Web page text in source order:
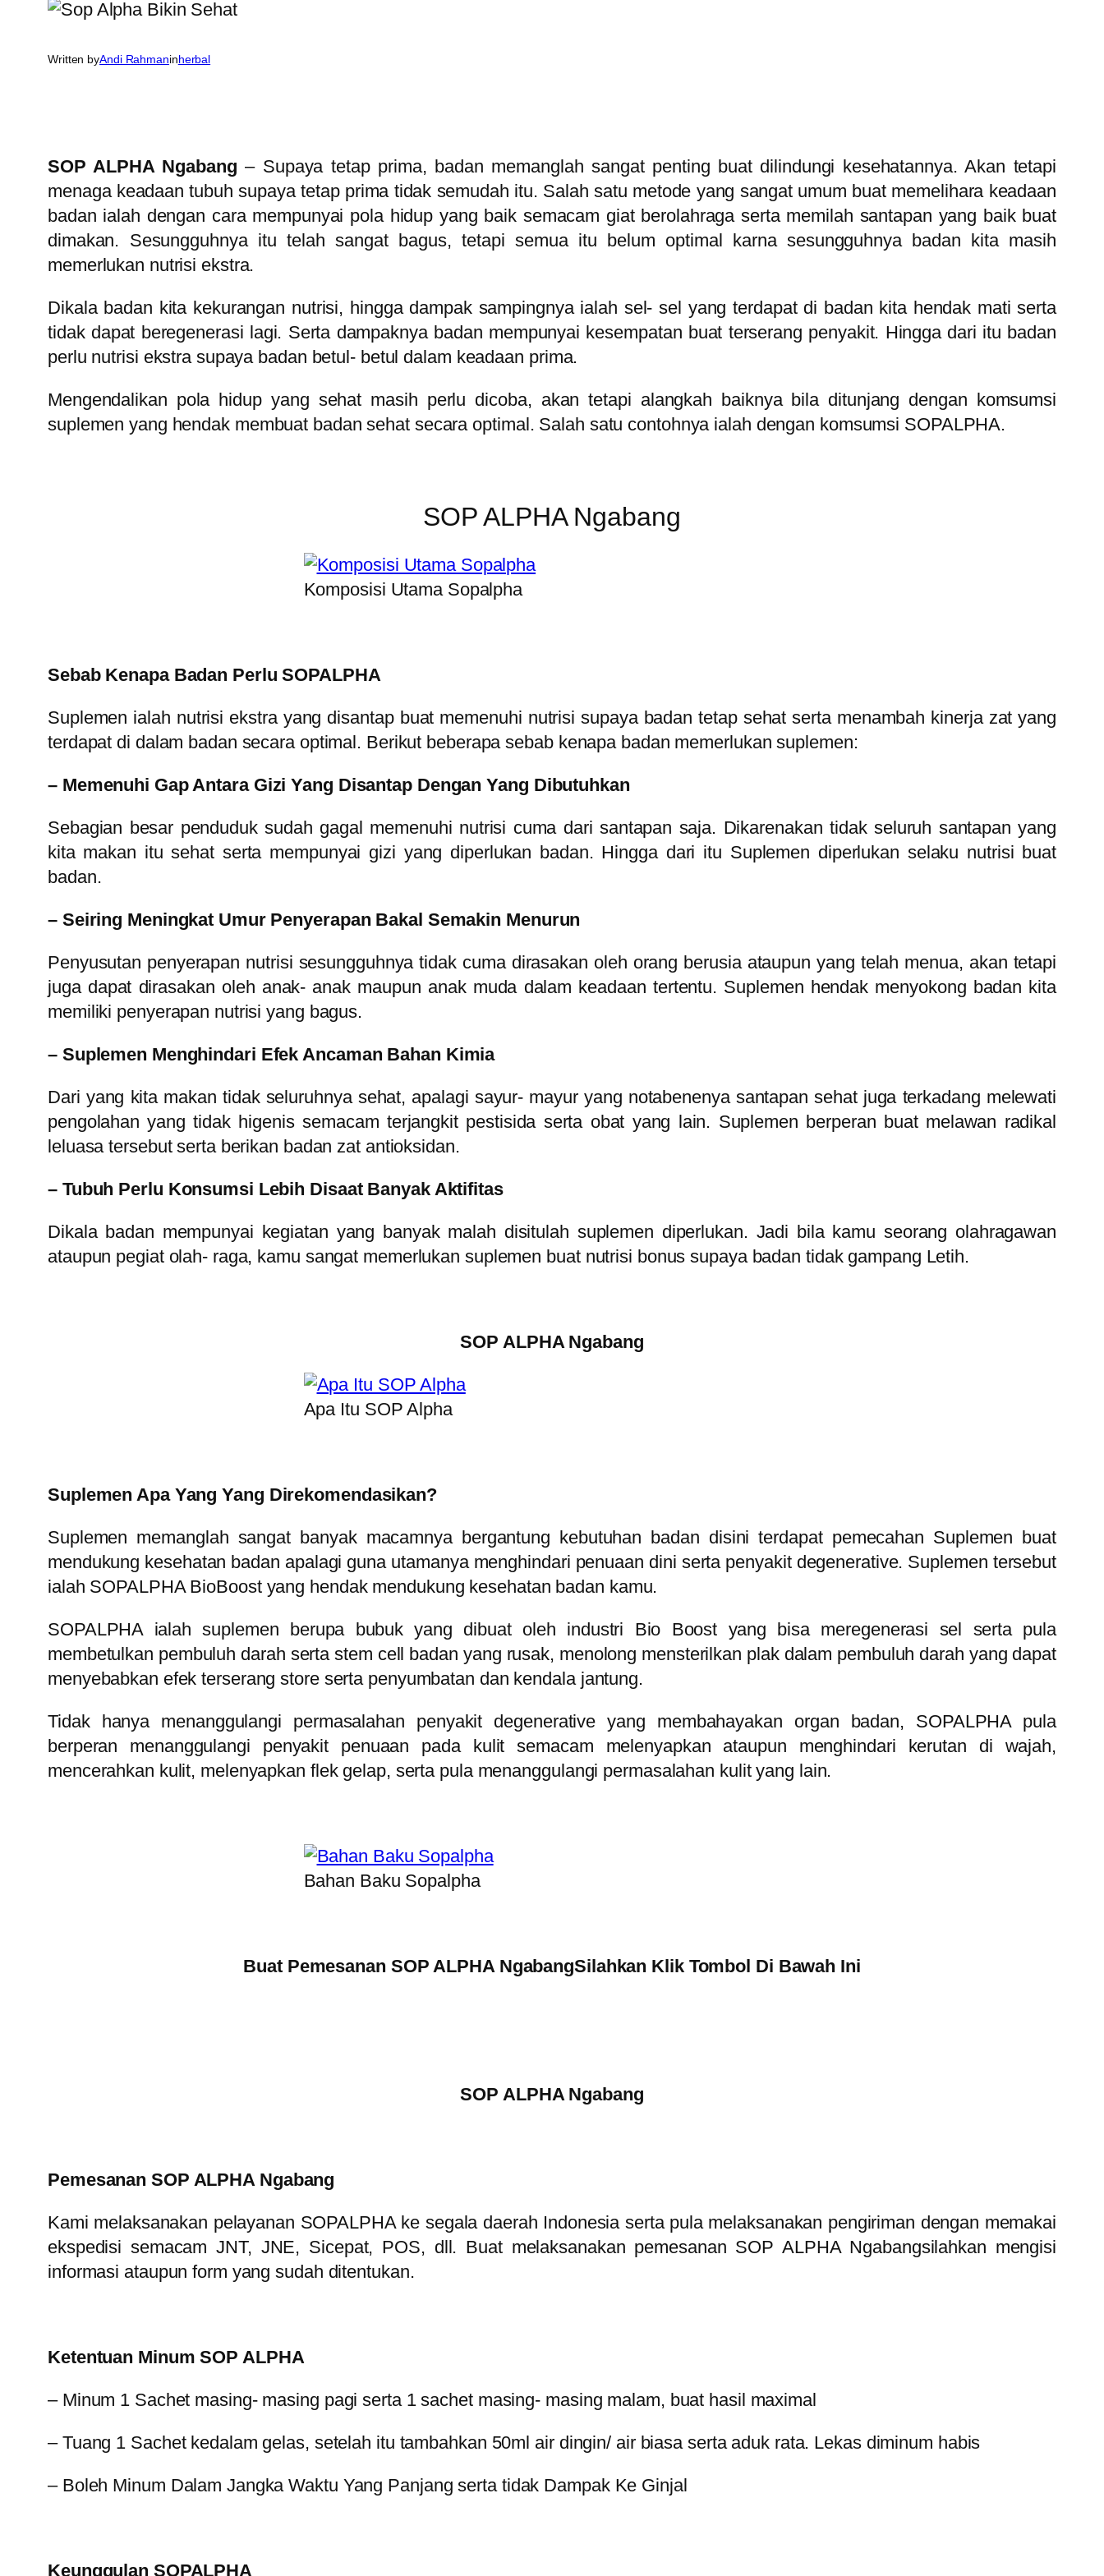
Written byAndi Rahmaninherbal
SOP ALPHA Ngabang – Supaya tetap prima, badan memanglah sangat penting buat dilindungi kesehatannya. Akan tetapi
menaga keadaan tubuh supaya tetap prima tidak semudah itu. Salah satu metode yang sangat umum buat memelihara keadaan
badan ialah dengan cara mempunyai pola hidup yang baik semacam giat berolahraga serta memilah santapan yang baik buat
dimakan. Sesungguhnya itu telah sangat bagus, tetapi semua itu belum optimal karna sesungguhnya badan kita masih
memerlukan nutrisi ekstra.
Dikala badan kita kekurangan nutrisi, hingga dampak sampingnya ialah sel- sel yang terdapat di badan kita hendak mati serta
tidak dapat beregenerasi lagi. Serta dampaknya badan mempunyai kesempatan buat terserang penyakit. Hingga dari itu badan
perlu nutrisi ekstra supaya badan betul- betul dalam keadaan prima.
Mengendalikan pola hidup yang sehat masih perlu dicoba, akan tetapi alangkah baiknya bila ditunjang dengan komsumsi
suplemen yang hendak membuat badan sehat secara optimal. Salah satu contohnya ialah dengan komsumsi SOPALPHA.
SOP ALPHA Ngabang
Komposisi Utama Sopalpha
Sebab Kenapa Badan Perlu SOPALPHA
Suplemen ialah nutrisi ekstra yang disantap buat memenuhi nutrisi supaya badan tetap sehat serta menambah kinerja zat yang
terdapat di dalam badan secara optimal. Berikut beberapa sebab kenapa badan memerlukan suplemen:
– Memenuhi Gap Antara Gizi Yang Disantap Dengan Yang Dibutuhkan
Sebagian besar penduduk sudah gagal memenuhi nutrisi cuma dari santapan saja. Dikarenakan tidak seluruh santapan yang
kita makan itu sehat serta mempunyai gizi yang diperlukan badan. Hingga dari itu Suplemen diperlukan selaku nutrisi buat
badan.
– Seiring Meningkat Umur Penyerapan Bakal Semakin Menurun
Penyusutan penyerapan nutrisi sesungguhnya tidak cuma dirasakan oleh orang berusia ataupun yang telah menua, akan tetapi
juga dapat dirasakan oleh anak- anak maupun anak muda dalam keadaan tertentu. Suplemen hendak menyokong badan kita
memiliki penyerapan nutrisi yang bagus.
– Suplemen Menghindari Efek Ancaman Bahan Kimia
Dari yang kita makan tidak seluruhnya sehat, apalagi sayur- mayur yang notabenenya santapan sehat juga terkadang melewati
pengolahan yang tidak higenis semacam terjangkit pestisida serta obat yang lain. Suplemen berperan buat melawan radikal
leluasa tersebut serta berikan badan zat antioksidan.
– Tubuh Perlu Konsumsi Lebih Disaat Banyak Aktifitas
Dikala badan mempunyai kegiatan yang banyak malah disitulah suplemen diperlukan. Jadi bila kamu seorang olahragawan
ataupun pegiat olah- raga, kamu sangat memerlukan suplemen buat nutrisi bonus supaya badan tidak gampang Letih.
SOP ALPHA Ngabang
Apa Itu SOP Alpha
Suplemen Apa Yang Yang Direkomendasikan?
Suplemen memanglah sangat banyak macamnya bergantung kebutuhan badan disini terdapat pemecahan Suplemen buat
mendukung kesehatan badan apalagi guna utamanya menghindari penuaan dini serta penyakit degenerative. Suplemen tersebut
ialah SOPALPHA BioBoost yang hendak mendukung kesehatan badan kamu.
SOPALPHA ialah suplemen berupa bubuk yang dibuat oleh industri Bio Boost yang bisa meregenerasi sel serta pula
membetulkan pembuluh darah serta stem cell badan yang rusak, menolong mensterilkan plak dalam pembuluh darah yang dapat
menyebabkan efek terserang store serta penyumbatan dan kendala jantung.
Tidak hanya menanggulangi permasalahan penyakit degenerative yang membahayakan organ badan, SOPALPHA pula
berperan menanggulangi penyakit penuaan pada kulit semacam melenyapkan ataupun menghindari kerutan di wajah,
mencerahkan kulit, melenyapkan flek gelap, serta pula menanggulangi permasalahan kulit yang lain.
Bahan Baku Sopalpha
Buat Pemesanan SOP ALPHA NgabangSilahkan Klik Tombol Di Bawah Ini
SOP ALPHA Ngabang
Pemesanan SOP ALPHA Ngabang
Kami melaksanakan pelayanan SOPALPHA ke segala daerah Indonesia serta pula melaksanakan pengiriman dengan memakai
ekspedisi semacam JNT, JNE, Sicepat, POS, dll. Buat melaksanakan pemesanan SOP ALPHA Ngabangsilahkan mengisi
informasi ataupun form yang sudah ditentukan.
Ketentuan Minum SOP ALPHA
– Minum 1 Sachet masing- masing pagi serta 1 sachet masing- masing malam, buat hasil maximal
– Tuang 1 Sachet kedalam gelas, setelah itu tambahkan 50ml air dingin/ air biasa serta aduk rata. Lekas diminum habis
– Boleh Minum Dalam Jangka Waktu Yang Panjang serta tidak Dampak Ke Ginjal
Keunggulan SOPALPHA